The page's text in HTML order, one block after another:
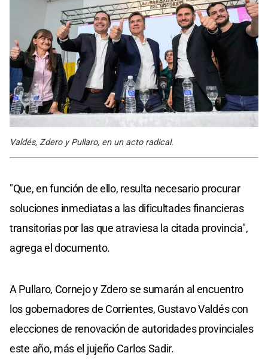
Valdés, Zdero y Pullaro, en un acto radical.
"Que, en función de ello, resulta necesario procurar
soluciones inmediatas a las dificultades financieras
transitorias por las que atraviesa la citada provincia",
agrega el documento.
A Pullaro, Cornejo y Zdero se sumarán al encuentro
los gobernadores de Corrientes, Gustavo Valdés con
elecciones de renovación de autoridades provinciales
este año, más el jujeño Carlos Sadir.